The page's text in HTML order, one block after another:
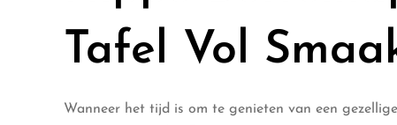
Tafel Vol
Wanneer het tijd is om te genieten van een